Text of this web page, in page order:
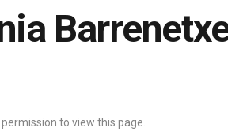
to view this page.